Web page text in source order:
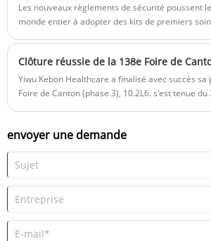
Les nouveaux règlements de sécurité poussent
monde entier à adopter des kits de premiers
Clôture réussie de la 138e Foire de
Yiwu Kebon Healthcare a finalisé avec succès
Foire de Canton (phase 3), 10.2L6. s'est tenue
des clients fidèles.
envoyer une demande